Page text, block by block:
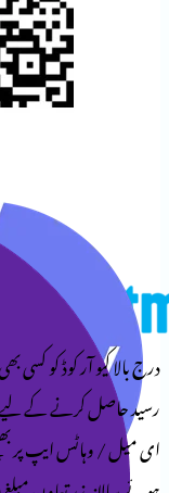
کو کسی بھی یو پی آئی ایپ
لیے، ادائیگی کے بعد
پر بھیجیے۔ خریدار